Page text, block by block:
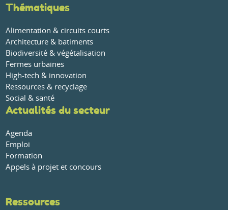
Thématiques
Alimentation & circuits courts
Architecture & batiments
Biodiversité & végétalisation
Fermes urbaines
High-tech & innovation
Ressources & recyclage
Social & santé
Actualités du secteur
Agenda
Emploi
Formation
Appels à projet et concours
Ressources